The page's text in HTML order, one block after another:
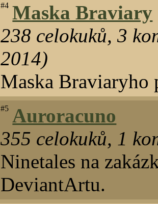
#4 Maska Braviary
238 celokuků,3
2014)
Maska Braviaryho
#5 Auroracuno
355 celokuků, 1
Ninetales na
DeviantArtu.